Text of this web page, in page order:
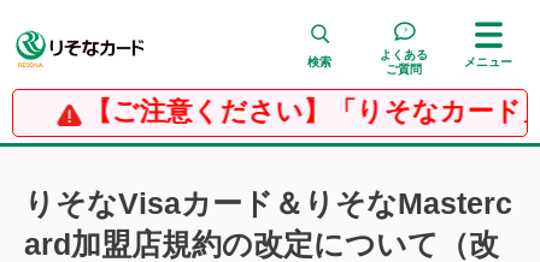
検索
よくある
ご質問
メニュー
検 索
【ご注意ください】「りそなカード
りそなVisaカード＆りそなMasterc
ard加盟店規約の改定について（改